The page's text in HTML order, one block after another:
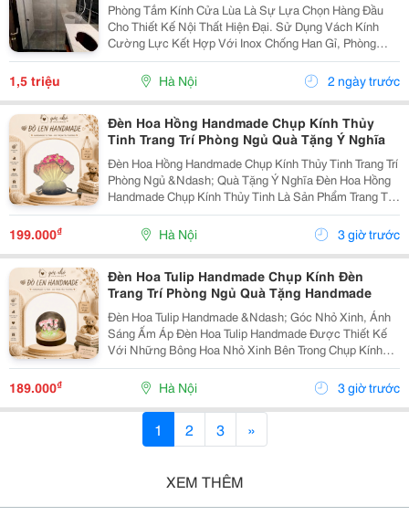
Phòng Tắm Kính Cửa Lùa Là Sự Lựa Chọn Hàng Đầu
Cho Thiết Kế Nội Thất Hiện Đại. Sử Dụng Vách Kính
Cường Lực Kết Hợp Với Inox Chống Han Gỉ, Phòng
Tắm Này Không Chỉ Bền Vững Và Chịu Lực Tốt Mà Còn
Giúp Tối Ưu Hóa Ánh Sáng Tự Nhiên, Đồng Thời Đảm
1,5 triệu Hà Nội 2 ngày trước
Đèn Hoa Hồng Handmade Chụp Kính Thủy
Tinh Trang Trí Phòng Ngủ Quà Tặng Ý Nghĩa
Đèn Hoa Hồng Handmade Chụp Kính Thủy Tinh Trang Trí
Phòng Ngủ &Ndash; Quà Tặng Ý Nghĩa Đèn Hoa Hồng
Handmade Chụp Kính Thủy Tinh Là Sản Phẩm Trang Trí
Độc Đáo, Được Thiết Kế Với Hoa Hồng Bên Trong Chụp
Kính Trong Suốt, Kết Hợp Ánh Sáng Led Nhẹ...
199.000₫ Hà Nội 3 giờ trước
Đèn Hoa Tulip Handmade Chụp Kính Đèn
Trang Trí Phòng Ngủ Quà Tặng Handmade
Đèn Hoa Tulip Handmade &Ndash; Góc Nhỏ Xinh, Ánh
Sáng Ấm Áp Đèn Hoa Tulip Handmade Được Thiết Kế
Với Những Bông Hoa Nhỏ Xinh Bên Trong Chụp Kính
Trong Suốt, Kết Hợp Ánh Sáng Lung Linh Tạo Nên
Không Gian Ấm Áp Và Lãng Mạn. ✨ Đặc Điểm Sản
Phẩm: ...
189.000₫ Hà Nội 3 giờ trước
1 2 3 »
XEM THÊM